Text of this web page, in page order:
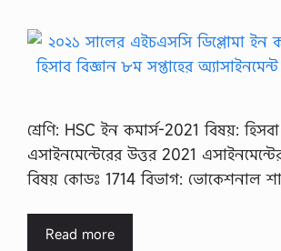
শ্রেণি: HSC ইন কমার্স-2021 বিষয়: হিসবা
এসাইনমেন্টেরের উত্তর 2021
বিষয় কোডঃ 1714 বিভাগ: ভোকেশনাল
Read more